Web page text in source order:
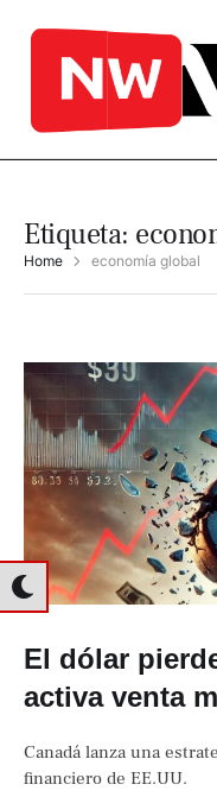
Etiqueta:
Home economía global
El dólar
activa venta
Canadá lanza una
financiero de EE.UU.